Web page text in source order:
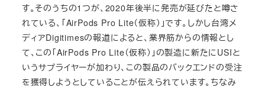
す。そのうちの1つが、2020年後半に発売が延びたと噂さ
れている、「AirPods Pro Lite（仮称）」です。しかし台湾メ
ディアDigitimesの報道によると、業界筋からの情報とし
て、この「AirPods Pro Lite（仮称）」の製造に新たにUSIと
いうサプライヤーが加わり、この製品のバックエンドの受注
を獲得しようとしていることが伝えられています。ちなみ